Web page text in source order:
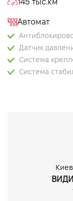
145 тыс.км
Автомат
Датчик
Система
Система
Денні ходові
Парктронік
Парктронік